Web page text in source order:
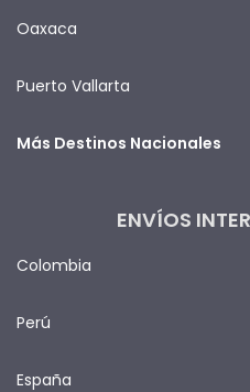
Oaxaca
Puerto Vallarta
Más Destinos Nacionales
ENVÍOS
Colombia
Perú
España